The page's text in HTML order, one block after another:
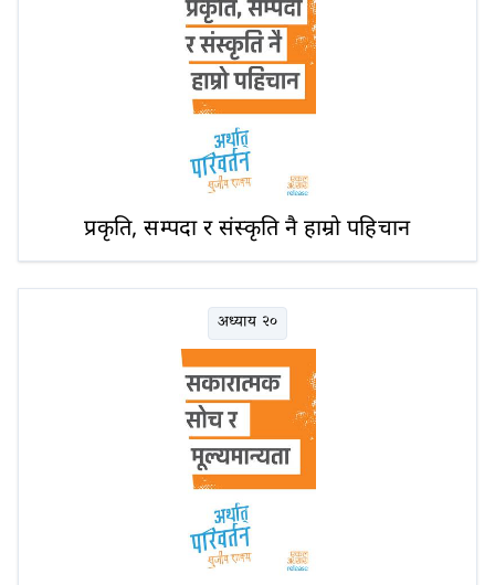
प्रकृति, सम्पदा र संस्कृति नै हाम्रो पहिचान
अध्याय २०